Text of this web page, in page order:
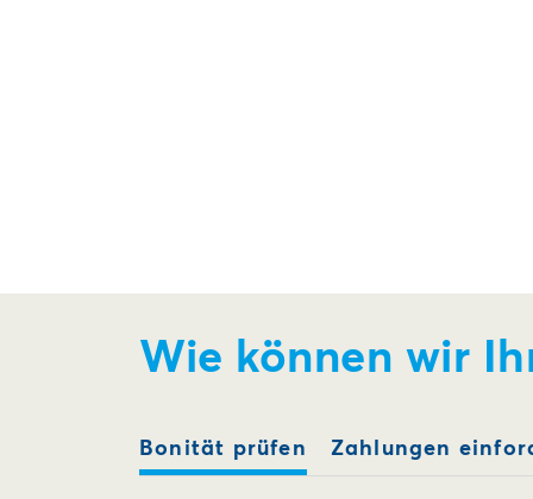
Wie können wir
Bonität prüfen Zahlungen